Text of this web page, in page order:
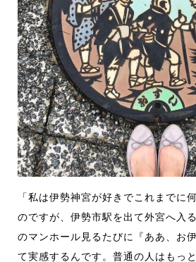
「私は伊勢神宮が好きでこれまでに
のですが、伊勢市駅を出て外宮へ入
のマンホール見るたびに『ああ、お
て実感するんです。普通の人はもっ